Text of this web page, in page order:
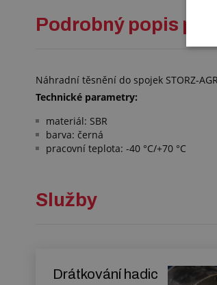
Podrobný popis
Náhradní těsnění do spojek STORZ-
Technické parametry:
materiál: SBR
barva: černá
pracovní teplota: -40 °C/+70 °C
Služby
Drátkování hadic